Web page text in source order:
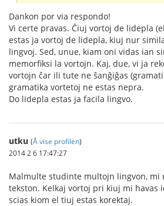
Dankon por via respondo!
Vi certe pravas. Ĉiuj vortoj de lidepla
estas ja vortoj de lidepla, kiuj nur
lingvoj. Sed, unue, kiam oni vidas ian
memorfiksi la vortojn. Kaj, due, vi ja
vortojn ĉar ili tute ne ŝanĝiĝas
gramatika vortetoj ne estas nepra.
Do lidepla estas ja facila lingvo.
utku (Å vise profilen)
2014 2 6 17:47:27
Malmulte studinte multojn lingvon, mi
tekston. Kelkaj vortoj pri kiuj mi havas
scias kiom el tiuj estas korektaj.